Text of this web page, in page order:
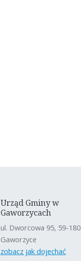
Urząd Gminy w
Gaworzycach
ul. Dworcowa 95, 59-180
Gaworzyce
zobacz jak dojechać